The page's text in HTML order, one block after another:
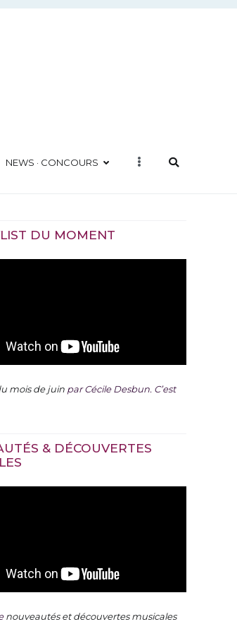
NEWS · CONCOURS
DU MOMENT
mois de juin par Cécile Desbun. C’est
& DÉCOUVERTES
nouveautés et découvertes musicales